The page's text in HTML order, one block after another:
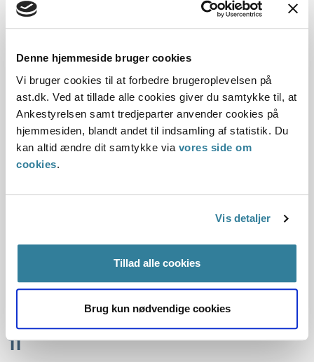
Denne hjemmeside bruger cookies
Vi bruger cookies til at forbedre brugeroplevelsen på
ast.dk. Ved at tillade alle cookies giver du samtykke til, at
Ankestyrelsen samt tredjeparter anvender cookies på
hjemmesiden, blandt andet til indsamling af statistik. Du
kan altid ændre dit samtykke via vores side om
cookies.
Vis detaljer
Tillad alle cookies
Brug kun nødvendige cookies
Principafgørelsen fastslår
Herved forstås en l...
Ankestyrelsens principafgørelse 53-
11
01-01-2011
Serviceloven
den daglige livsførelse til kontrolbesøg hos egen læge. Det
indgik i vurderingen, at der va...
Ankestyrelsens principafgørelse 196-
11